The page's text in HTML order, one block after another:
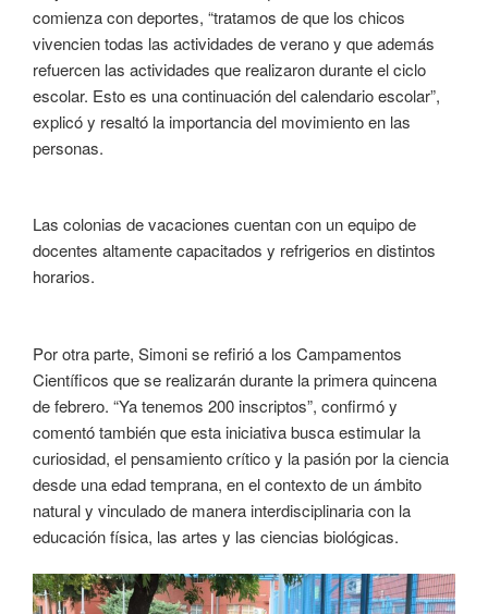
comienza con deportes, “tratamos de que los chicos
vivencien todas las actividades de verano y que además
refuercen las actividades que realizaron durante el ciclo
escolar. Esto es una continuación del calendario escolar”,
explicó y resaltó la importancia del movimiento en las
personas.
Las colonias de vacaciones cuentan con un equipo de
docentes altamente capacitados y refrigerios en distintos
horarios.
Por otra parte, Simoni se refirió a los Campamentos
Científicos que se realizarán durante la primera quincena
de febrero. “Ya tenemos 200 inscriptos”, confirmó y
comentó también que esta iniciativa busca estimular la
curiosidad, el pensamiento crítico y la pasión por la ciencia
desde una edad temprana, en el contexto de un ámbito
natural y vinculado de manera interdisciplinaria con la
educación física, las artes y las ciencias biológicas.